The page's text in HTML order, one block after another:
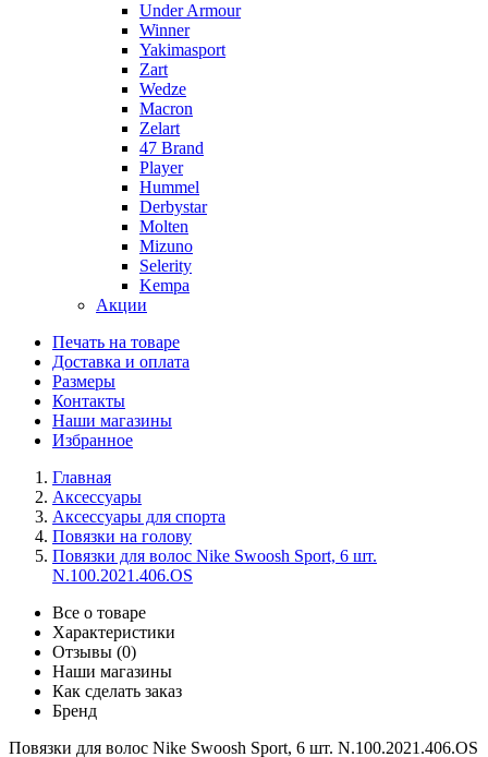
Under Armour
Winner
Yakimasport
Zart
Wedze
Macron
Zelart
47 Brand
Player
Hummel
Derbystar
Molten
Mizuno
Selerity
Kempa
Акции
Печать на товаре
Доставка и оплата
Размеры
Контакты
Наши магазины
Избранное
Главная
Аксессуары
Аксессуары для спорта
Повязки на голову
Повязки для волос Nike Swoosh Sport, 6 шт.
N.100.2021.406.OS
Все о товаре
Характеристики
Отзывы (0)
Наши магазины
Как сделать заказ
Бренд
Повязки для волос Nike Swoosh Sport, 6 шт. N.100.2021.406.OS